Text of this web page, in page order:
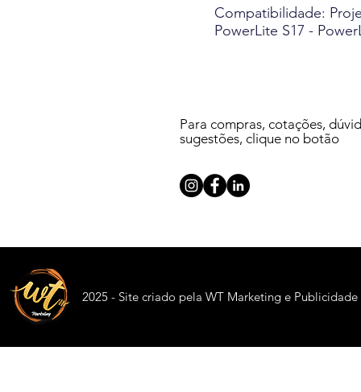
Compatibilidade:
PowerLite S17 -
Para compras, cotações,
sugestões, clique no botão
2025 - Site criado pela WT Marketing e